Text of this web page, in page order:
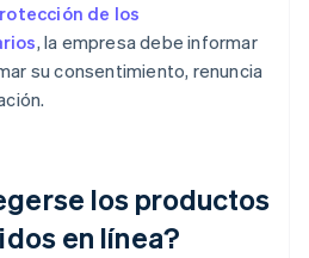
de los
, la empresa debe informar
su consentimiento, renuncia
los productos
en línea?